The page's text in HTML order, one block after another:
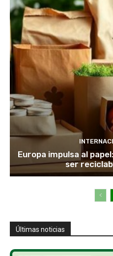
Europa impulsa al
ser
Últimas noticias